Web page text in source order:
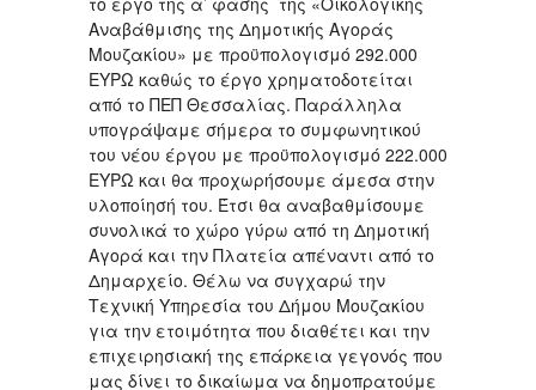
Αναβάθμισης της Δημοτικής Αγοράς
Μουζακίου» με προϋπολογισμό 292.000
ΕΥΡΩ καθώς το έργο χρηματοδοτείται
από το ΠΕΠ Θεσσαλίας. Παράλληλα
υπογράψαμε σήμερα το συμφωνητικού
του νέου έργου με προϋπολογισμό 222.000
ΕΥΡΩ και θα προχωρήσουμε άμεσα στην
υλοποίησή του. Έτσι θα αναβαθμίσουμε
συνολικά το χώρο γύρω από τη Δημοτική
Αγορά και την Πλατεία απέναντι από το
Δημαρχείο. Θέλω να συγχαρώ την
Τεχνική Υπηρεσία του Δήμου Μουζακίου
για την ετοιμότητα που διαθέτει και την
επιχειρησιακή της επάρκεια γεγονός που
μας δίνει το δικαίωμα να δημοπρατούμε